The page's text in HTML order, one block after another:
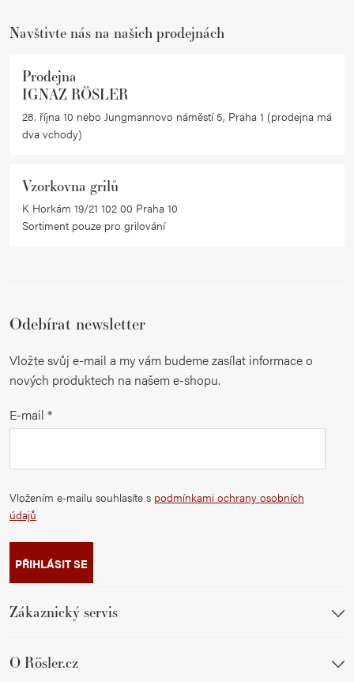
Navštivte nás na našich prodejnách
Prodejna
IGNAZ RÖSLER
28. října 10 nebo Jungmannovo náměstí 5, Praha 1 (prodejna má
dva vchody)
Vzorkovna grilů
K Horkám 19/21 102 00 Praha 10
Sortiment pouze pro grilování
Odebírat newsletter
Vložte svůj e-mail a my vám budeme zasílat informace o
nových produktech na našem e-shopu.
E-mail
Vložením e-mailu souhlasíte s podmínkami ochrany osobních
údajů
PŘIHLÁSIT SE
Zákaznický servis
O Rösler.cz